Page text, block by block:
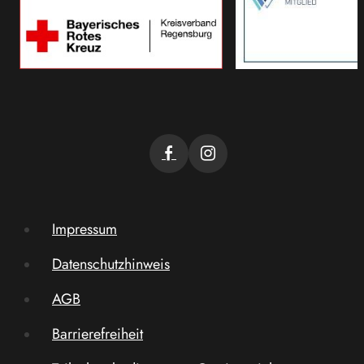
Impressum
Datenschutzhinweis
AGB
Barrierefreiheit